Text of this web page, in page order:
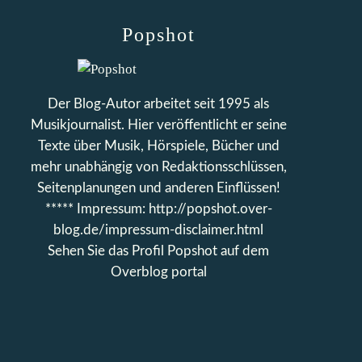
Popshot
Der Blog-Autor arbeitet seit 1995 als
Musikjournalist. Hier veröffentlicht er seine
Texte über Musik, Hörspiele, Bücher und
mehr unabhängig von Redaktionsschlüssen,
Seitenplanungen und anderen Einflüssen!
***** Impressum: http://popshot.over-
blog.de/impressum-disclaimer.html
Sehen Sie das Profil
Popshot auf dem
Overblog portal